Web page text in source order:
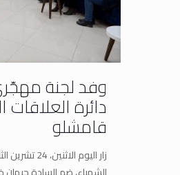
وفد لجنة
دائرة العلاقات
قامشلو